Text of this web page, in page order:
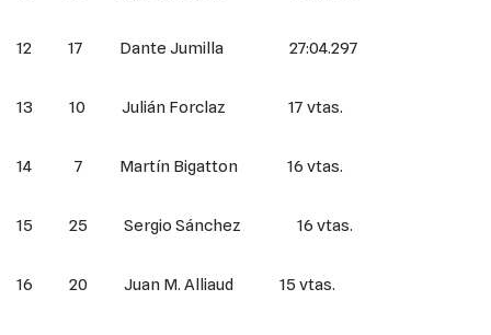
12 17 Dante Jumilla 27:04.297
13 10 Julián Forclaz 17 vtas.
14 7 Martín Bigatton 16 vtas.
15 25 Sergio Sánchez 16 vtas.
16 20 Juan M. Alliaud 15 vtas.